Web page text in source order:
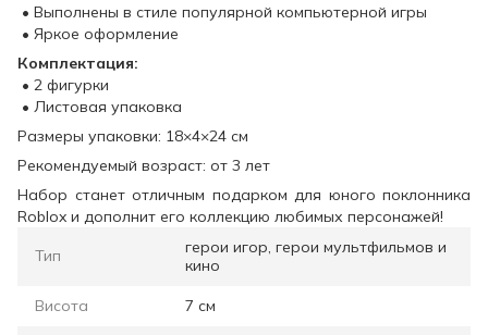
• Выполнены в стиле популярной компьютерной игры
• Яркое оформление
Комплектация:
• 2 фигурки
• Листовая упаковка
Размеры упаковки: 18×4×24 см
Рекомендуемый возраст: от 3 лет
Набор станет отличным подарком для юного поклонника
Roblox и дополнит его коллекцию любимых персонажей!
Тип
герои игор, герои мультфильмов и
кино
Висота 7 см